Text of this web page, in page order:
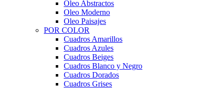
Oleo Abstractos
Oleo Moderno
Oleo Paisajes
POR COLOR
Cuadros Amarillos
Cuadros Azules
Cuadros Beiges
Cuadros Blanco y Negro
Cuadros Dorados
Cuadros Grises